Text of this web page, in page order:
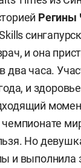
Регины
и она
два часа.
и
чемпионате
Но
и выполнила